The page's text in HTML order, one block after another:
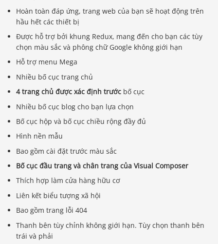
Hoàn toàn đáp ứng, trang web của bạn sẽ hoạt động trên
hầu hết các thiết bị
Được hỗ trợ bởi khung Redux, mang đến cho bạn các tùy
chọn màu sắc và phông chữ Google không giới hạn
Hỗ trợ menu Mega
Nhiều bố cục trang chủ
4 trang chủ được xác định trước bố cục
Nhiều bố cục blog cho bạn lựa chọn
Bố cục hộp và bố cục chiều rộng đầy đủ
Hình nền mẫu
Bao gồm cài đặt trước màu sắc
Bố cục đầu trang và chân trang của Visual Composer
Thích hợp làm cửa hàng hữu cơ
Liên kết biểu tượng xã hội
Bao gồm trang lỗi 404
Thanh bên tùy chỉnh không giới hạn. Tùy chọn thanh bên
trái và phải